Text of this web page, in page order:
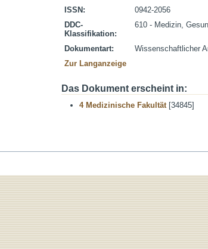
ISSN:
0942-2056
DDC-
Klassifikation:
610 - Medizin,
Dokumentart:
Wissenschaftlicher
Zur Langanzeige
Das Dokument erscheint in:
4 Medizinische Fakultät[34845]